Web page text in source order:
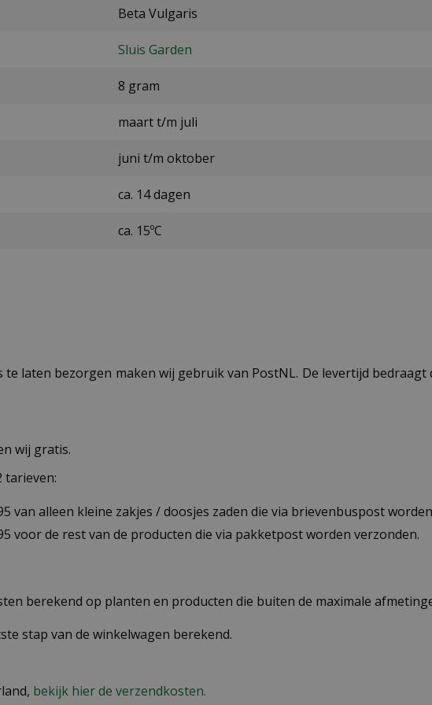
Beta Vulgaris
Sluis Garden
8 gram
maart t/m juli
juni t/m oktober
ca. 14 dagen
ca. 15ºC
laten bezorgen maken wij gebruik van PostNL. De levertijd
wij gratis.
tarieven:
van alleen kleine zakjes / doosjes zaden die via brievenbuspost
voor de rest van de producten die via pakketpost worden verzonden.
berekend op planten en producten die buiten de maximale
stap van de winkelwagen berekend.
bekijk hier de verzendkosten.